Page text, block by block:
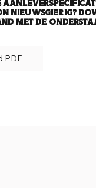
nieuwsgierig?
met de
PDF